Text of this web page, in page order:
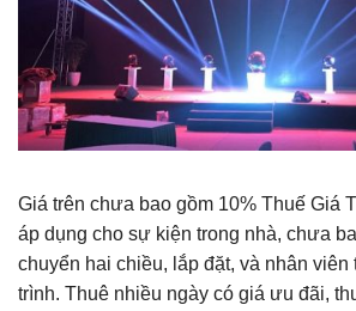
Giá trên chưa bao gồm 10% Thuế Giá
áp dụng cho sự kiện trong nhà, chưa
chuyển hai chiều, lắp đặt, và nhân
trình. Thuê nhiều ngày có giá ưu đãi,